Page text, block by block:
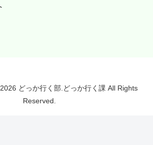
どっか行く部.どっか行く課 All Rights
Reserved.